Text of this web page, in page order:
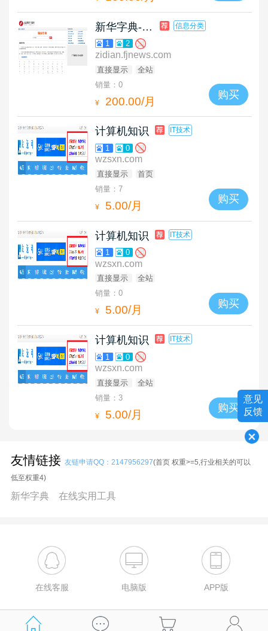
新华字典-福建新闻网 信息分类
1 2
zidian.fjnews.com
直接显示
全站
销量：0
¥ 200.00/月
购买
计算机知识 IT技术
1 0
wzsxn.com
直接显示
首页
销量：7
¥ 5.00/月
购买
计算机知识 IT技术
1 0
wzsxn.com
直接显示
全站
销量：0
¥ 5.00/月
购买
计算机知识 IT技术
1 0
wzsxn.com
直接显示
全站
销量：3
¥ 5.00/月
购买
友情链接 友链申请QQ：2147956297(首页 权重>=5,行业相关的可以
低至权重4)
新华字典 在线实用工具
意见
反馈
在线客服 电脑版 APP版